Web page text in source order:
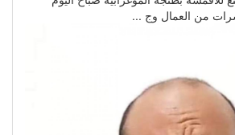
من العمال وج ...